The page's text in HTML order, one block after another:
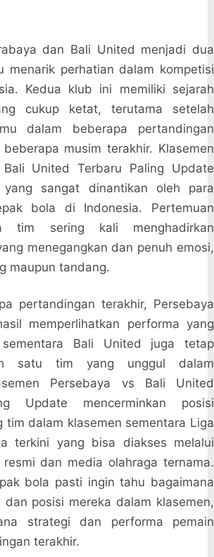
dan Bali United menjadi dua
menarik perhatian dalam kompetisi
Kedua klub ini memiliki sejarah
cukup ketat, terutama setelah
dalam beberapa pertandingan
musim terakhir. Klasemen
United Terbaru Paling Update
sangat dinantikan oleh para
bola di Indonesia. Pertemuan
tim sering kali menghadirkan
menegangkan dan penuh emosi,
maupun tandang.
pertandingan terakhir, Persebaya
memperlihatkan performa yang
Bali United juga tetap
satu tim yang unggul dalam
Persebaya vs Bali United
Update mencerminkan posisi
tim dalam klasemen sementara Liga
terkini yang bisa diakses melalui
dan media olahraga ternama.
bola pasti ingin tahu bagaimana
dan posisi mereka dalam klasemen,
strategi dan performa pemain
terakhir.